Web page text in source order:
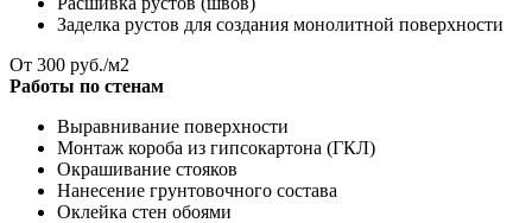
Заделка рустов для создания монолитной поверхности
От 300 руб./м2
Работы по стенам
Выравнивание поверхности
Монтаж короба из гипсокартона (ГКЛ)
Окрашивание стояков
Нанесение грунтовочного состава
Оклейка стен обоями